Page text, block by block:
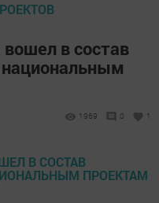
в состав
1969 0 1